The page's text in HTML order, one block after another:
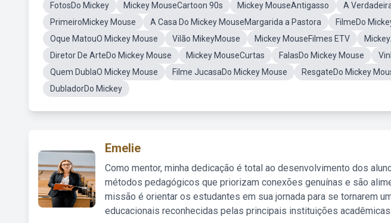
FotosDo Mickey
Mickey MouseCartoon 90s Mickey MouseAntigasso
A
PrimeiroMickey Mouse
A Casa Do Mickey MouseMargarida a Pastora FilmeDo
Oque MatouO Mickey Mouse
Vilão MikeyMouse Mickey MouseFilmes ETV
Diretor De ArteDo Mickey Mouse
Mickey MouseCurtas FalasDo Mickey Mouse
Quem DublaO Mickey Mouse
Filme JucasaDo Mickey Mouse ResgateDo Mickey
DubladorDo Mickey
Emelie
Como mentor, minha dedicação é total ao desenvolvimento dos
métodos pedagógicos que priorizam conexões genuínas e são
missão é orientar os estudantes em sua jornada para se tornarem
educacionais reconhecidas pelas principais instituições acadêmicas